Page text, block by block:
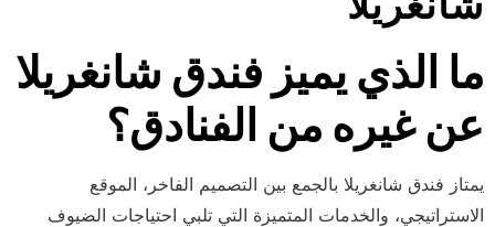
ما الذي يميز فندق شانغريلا
عن غيره من الفنادق؟
يمتاز فندق شانغريلا بالجمع بين التصميم الفاخر، الموقع
الاستراتيجي، والخدمات المتميزة التي تلبي احتياجات الضيوف